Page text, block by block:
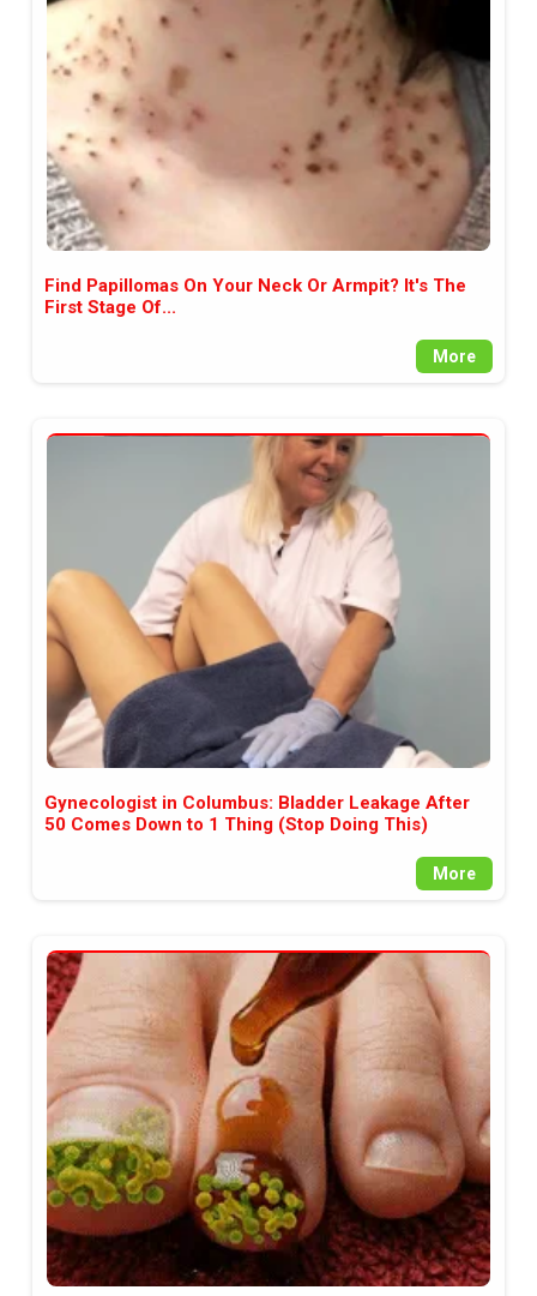
аудитория, затова държим на
прозрачност и коректност от
наша страна. Поднасяме ви
новините такива, каквито са. В
пълния си потенциал.
Find Papillomas On Your Neck Or Armpit? It's The
First Stage Of...
More
Gynecologist in Columbus: Bladder Leakage After
50 Comes Down to 1 Thing (Stop Doing This)
More